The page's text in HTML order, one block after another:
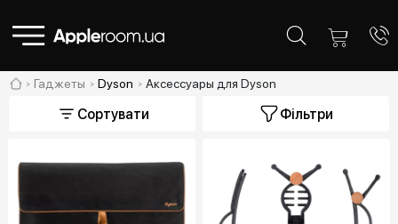
Гаджеты Dyson Аксессуары для Dyson
Сортувати Фільтри